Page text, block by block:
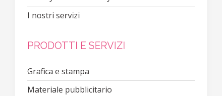
I nostri servizi
PRODOTTI E SERVIZI
Grafica e stampa
Materiale pubblicitario